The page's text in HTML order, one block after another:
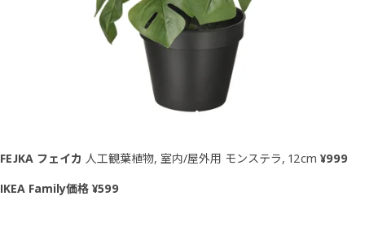
FEJKA フェイカ 人工観葉植物, 室内/屋外用 モンステラ, 12cm ¥999
IKEA Family価格 ¥599